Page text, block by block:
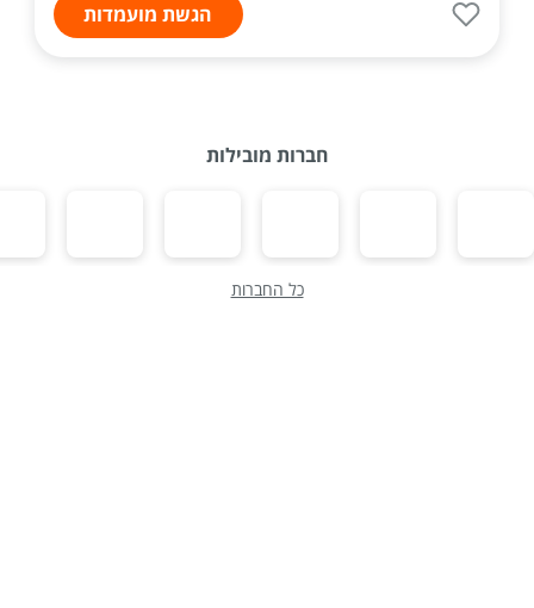
הגשת מועמדות
חברות מובילות
כל החברות